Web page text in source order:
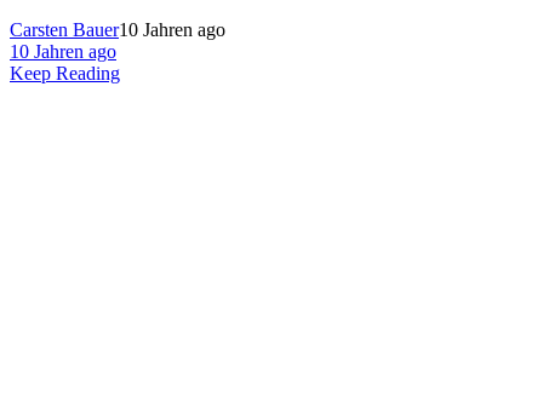
Carsten Bauer10 Jahren ago
10 Jahren ago
Keep Reading